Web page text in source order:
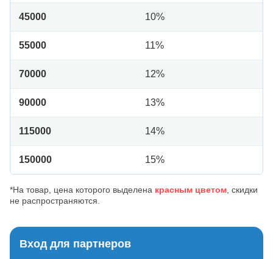
45000 10%
55000 11%
70000 12%
90000 13%
115000 14%
150000 15%
*На товар, цена которого выделена красным цветом , скидки
не распространяются.
Вход для партнеров